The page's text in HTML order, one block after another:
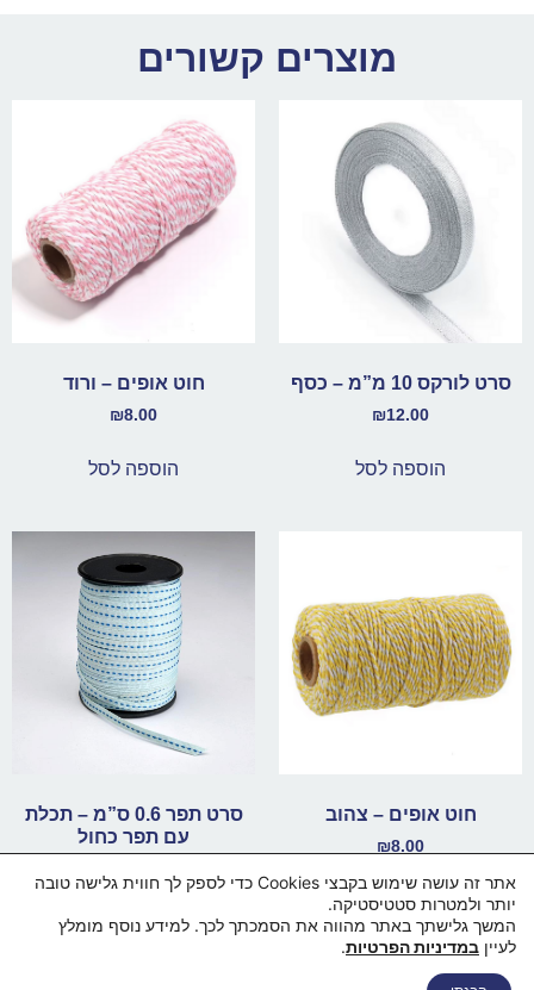
מוצרים קשורים
סרט לורקס 10 מ”מ – כסף
₪12.00
הוספה לסל
חוט אופים – ורוד
₪8.00
הוספה לסל
חוט אופים – צהוב
₪8.00
הוספה לסל
סרט תפר 0.6 ס”מ – תכלת
עם תפר כחול
הוספה לסל
דף הבית
אתר זה עושה שימוש בקבצי Cookies כדי לספק לך חווית גלישה טובה
יותר ולמטרות סטטיסטיקה.
המשך גלישתך באתר מהווה את הסמכתך לכך. למידע נוסף מומלץ
לעיין במדיניות הפרטיות.